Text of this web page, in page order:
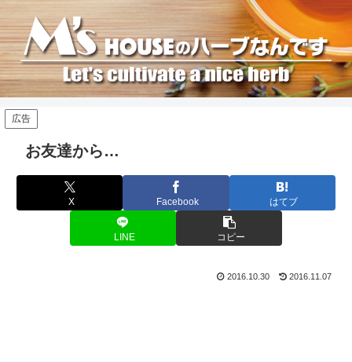
広告
お友達から…
X Facebook はてブ
LINE コピー
2016.10.30 2016.11.07